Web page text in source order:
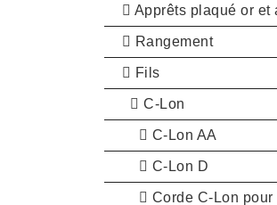
Apprêts plaqué or et
Rangement
Fils
C-Lon
C-Lon AA
C-Lon D
Corde C-Lon pour